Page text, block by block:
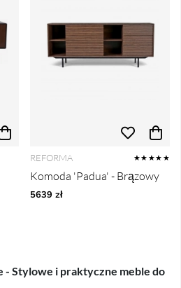
REFORMA ★★★★★
Komoda 'Padua' - Brązowy
5639 zł
- Stylowe i praktyczne meble do